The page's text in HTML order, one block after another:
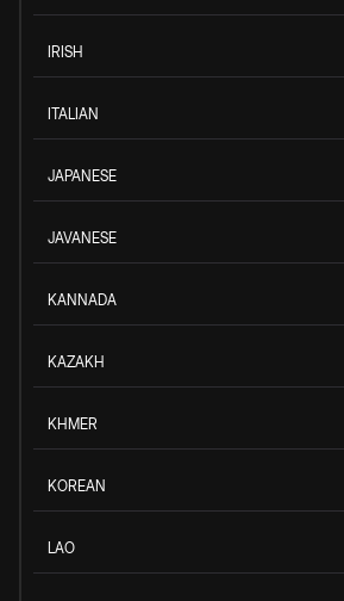
IRISH
ITALIAN
JAPANESE
JAVANESE
KANNADA
KAZAKH
KHMER
KOREAN
LAO